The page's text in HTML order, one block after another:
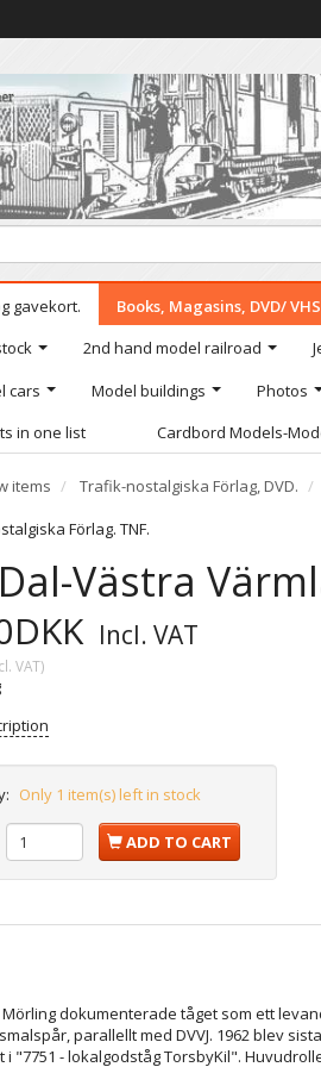
gavekort. Books, Magasins, DVD/
2nd hand model railroad
cars Model buildings Photos
in one list Cardbord Models-
items Trafik-nostalgiska Förlag, DVD.
Förlag. TNF.
Västra
Incl. VAT
VAT)
Only 1 item(s) left in stock
ADD TO CART
dokumenterade tåget som ett
parallellt med DVVJ. 1962 blev
- lokalgodståg TorsbyKil".